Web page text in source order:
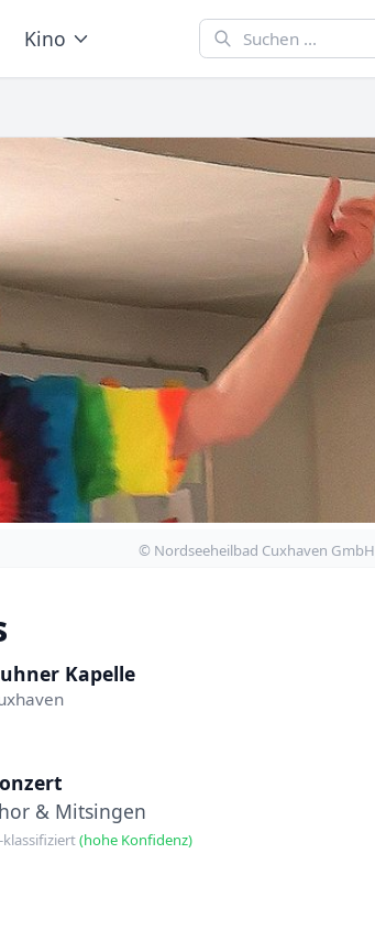
Kino
© Nordseeheilbad Cuxhaven GmbH
Kapelle
& Mitsingen
klassifiziert(hohe Konfidenz)